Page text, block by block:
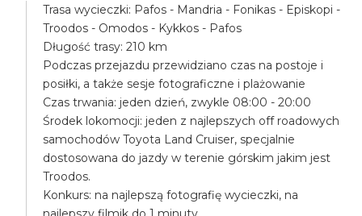
Trasa wycieczki: Pafos - Mandria - Fonikas - Episkopi -
Troodos - Omodos - Kykkos - Pafos
Długość trasy: 210 km
Podczas przejazdu przewidziano czas na postoje i
posiłki, a także sesje fotograficzne i plażowanie
Czas trwania: jeden dzień, zwykle 08:00 - 20:00
Środek lokomocji: jeden z najlepszych off roadowych
samochodów Toyota Land Cruiser, specjalnie
dostosowana do jazdy w terenie górskim jakim jest
Troodos.
Konkurs: na najlepszą fotografię wycieczki, na